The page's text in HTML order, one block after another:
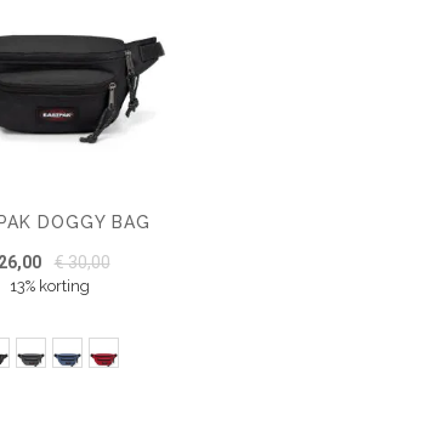
DOGGY BAG
€ 30,00
13% korting